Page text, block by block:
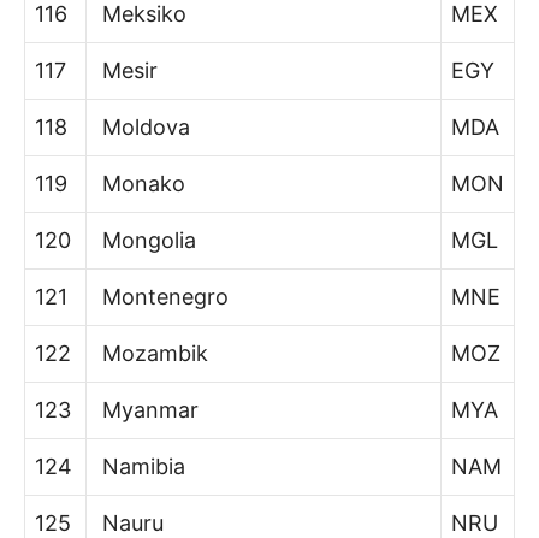
116 Meksiko MEX
117 Mesir EGY
118 Moldova MDA
119 Monako MON
120 Mongolia MGL
121 Montenegro MNE
122 Mozambik MOZ
123 Myanmar MYA
124 Namibia NAM
125 Nauru NRU